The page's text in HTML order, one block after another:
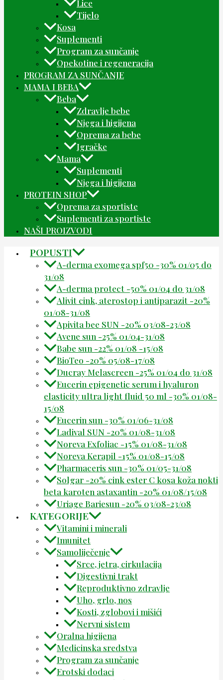
Lice
Tijelo
Kosa
Suplementi
Program za sunčanje
Opekotine i regeneracija
PROGRAM ZA SUNČANJE
MAMA I BEBA
Beba
Zdravlje bebe
Njega i higijena
Oprema za bebe
Igračke
Mama
Suplementi
Njega i higijena
PROTEIN SHOP
Oprema za sportiste
Suplementi za sportiste
NAŠI PROIZVODI
POPUSTI
A-derma exomega spf50 -30% 01/05 do
31/08
A-derma protect -50% 01/04 do 31/08
Alivit cink, aterostop i antiparazit -20%
01/08-31/08
Apivita bee SUN -20% 03/08-23/08
Avene sun -25% 01/04-31/08
Babe sun -22% 01/08 -15/08
BioTeo -20% 05/08-17/08
Ducray Melascreen -25% 01/04 do 31/08
Eucerin epigenetic serum i hyaluron
elasticity ultra light fluid 50 ml -30% 01/08-
15/08
Eucerin sun -30% 01/06-31/08
Ladival SUN -20% 01/08-31/08
Noreva Exfoliac -15% 01/08-31/08
Noreva Kerapil -15% 01/08-15/08
Pharmaceris sun -30% 01/05-31/08
Solgar -20% cink ester C kosa koža nokti
beta karoten astaxantin -20% 01/08/15/08
Uriage Bariesun -20% 03/08-23/08
KATEGORIJE
Vitamini i minerali
Imunitet
Samoliječenje
Srce, jetra, cirkulacija
Digestivni trakt
Reproduktivno zdravlje
Uho, grlo, nos
Kosti, zglobovi i mišići
Nervni sistem
Oralna higijena
Medicinska sredstva
Program za sunčanje
Erotski dodaci